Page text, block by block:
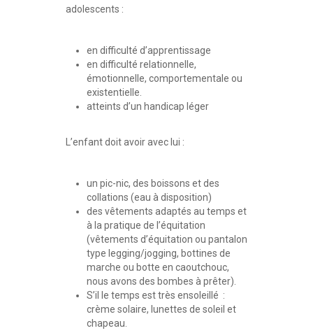
adolescents :
en difficulté d’apprentissage
en difficulté relationnelle,
émotionnelle, comportementale ou
existentielle.
atteints d’un handicap léger
L’enfant doit avoir avec lui :
un pic-nic, des boissons et des
collations (eau à disposition)
des vêtements adaptés au temps et
à la pratique de l’équitation
(vêtements d’équitation ou pantalon
type legging/jogging, bottines de
marche ou botte en caoutchouc,
nous avons des bombes à prêter).
S’il le temps est très ensoleillé :
crème solaire, lunettes de soleil et
chapeau.